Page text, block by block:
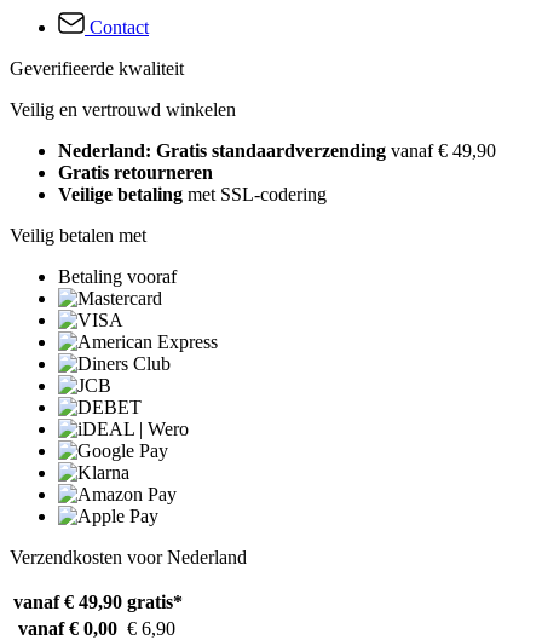
Contact
Geverifieerde kwaliteit
Veilig en vertrouwd winkelen
Nederland: Gratis standaardverzending vanaf € 49,90
Gratis retourneren
Veilige betaling met SSL-codering
Veilig betalen met
Betaling vooraf
Verzendkosten voor Nederland
vanaf € 49,90 gratis*
vanaf € 0,00 € 6,90